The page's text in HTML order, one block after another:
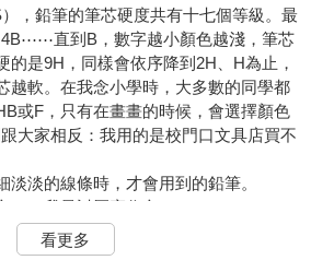
，鉛筆的筆芯硬度共有十七個等級。最
直到B，數字越小顏色越淺，筆芯
的是9H，同樣會依序降到2H、H為止，
越軟。在我念小學時，大多數的同學都
或F，只有在畫畫的時候，會選擇顏色
大家相反：我用的是校門口文具店買不
淡的線條時，才會用到的鉛筆。
——我最討厭寫作文了。
寫字。而這跟我使用的鉛筆有莫大的關
我使用B系列的鉛筆，作業簿每頁都會烏
看更多